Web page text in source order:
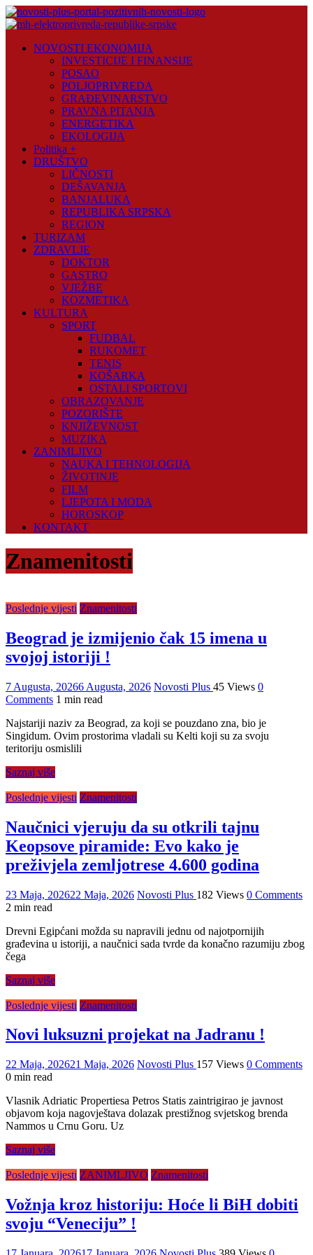
Skip
to
Plus
NOVOSTI EKONOMIJA
INVESTICIJE I FINANSIJE
POSAO
POLJOPRIVREDA
GRAĐEVINARSTVO
PRAVNA PITANJA
ENERGETIKA
EKOLOGIJA
Politika +
DRUŠTVO
LIČNOSTI
DEŠAVANJA
BANJALUKA
REPUBLIKA SRPSKA
REGION
TURIZAM
ZDRAVLJE
DOKTOR
GASTRO
VJEŽBE
KOZMETIKA
KULTURA
SPORT
FUDBAL
RUKOMET
TENIS
KOŠARKA
OSTALI SPORTOVI
OBRAZOVANJE
POZORIŠTE
KNJIŽEVNOST
MUZIKA
ZANIMLJIVO
NAUKA I TEHNOLOGIJA
ŽIVOTINJE
FILM
LJEPOTA I MODA
HOROSKOP
KONTAKT
Znamenitosti
Poslednje vijesti Znamenitosti
Beograd je izmijenio čak 15 imena u
svojoj istoriji !
7 Augusta, 20266 Augusta, 2026 Novosti Plus 45 Views 0
Comments 1 min read
Najstariji naziv za Beograd, za koji se pouzdano zna, bio je
Singidum. Ovim prostorima vladali su Kelti koji su za svoju
teritoriju osmislili
Saznaj više
Poslednje vijesti Znamenitosti
Naučnici vjeruju da su otkrili tajnu
Keopsove piramide: Evo kako je
preživjela zemljotrese 4.600 godina
23 Maja, 202622 Maja, 2026 Novosti Plus 182 Views 0 Comments
2 min read
Drevni Egipćani možda su napravili jednu od najotpornijih
građevina u istoriji, a naučnici sada tvrde da konačno razumiju zbog
čega
Saznaj više
Poslednje vijesti Znamenitosti
Novi luksuzni projekat na Jadranu !
22 Maja, 202621 Maja, 2026 Novosti Plus 157 Views 0 Comments
0 min read
Vlasnik Adriatic Propertiesa Petros Statis zaintrigirao je javnost
objavom koja nagovještava dolazak prestižnog svjetskog brenda
Nammos u Crnu Goru. Uz
Saznaj više
Poslednje vijesti ZANIMLJIVO Znamenitosti
Vožnja kroz historiju: Hoće li BiH dobiti
svoju “Veneciju” !